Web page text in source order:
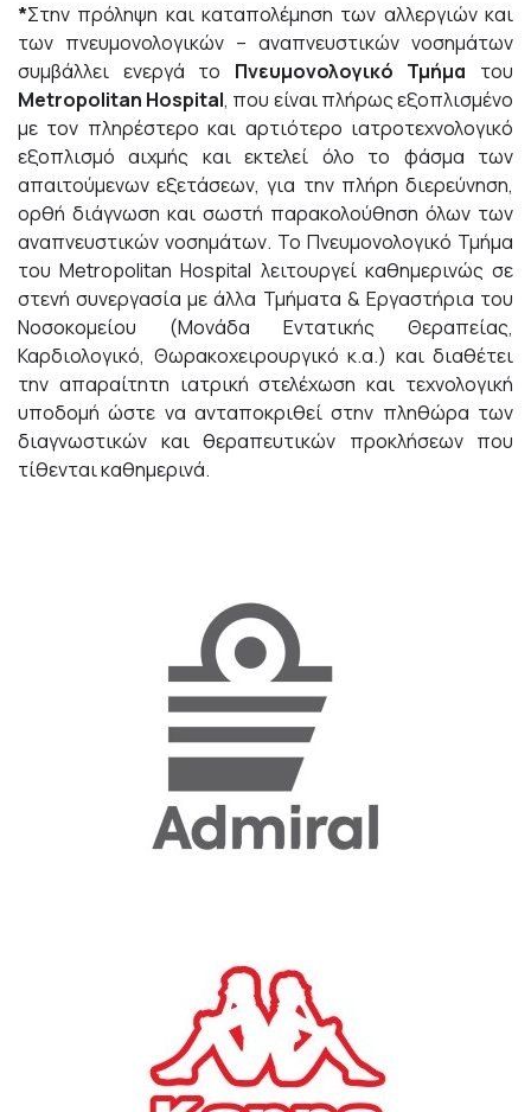
*Στην πρόληψη και καταπολέμηση των αλλεργιών και
των πνευμονολογικών – αναπνευστικών νοσημάτων
συμβάλλει ενεργά το Πνευμονολογικό Τμήμα του
Metropolitan Hospital, που είναι πλήρως εξοπλισμένο
με τον πληρέστερο και αρτιότερο ιατροτεχνολογικό
εξοπλισμό αιχμής και εκτελεί όλο το φάσμα των
απαιτούμενων εξετάσεων, για την πλήρη διερεύνηση,
ορθή διάγνωση και σωστή παρακολούθηση όλων των
αναπνευστικών νοσημάτων. Το Πνευμονολογικό Τμήμα
του Metropolitan Hospital λειτουργεί καθημερινώς σε
στενή συνεργασία με άλλα Τμήματα & Εργαστήρια του
Νοσοκομείου (Μονάδα Εντατικής Θεραπείας,
Καρδιολογικό, Θωρακοχειρουργικό κ.α.) και διαθέτει
την απαραίτητη ιατρική στελέχωση και τεχνολογική
υποδομή ώστε να ανταποκριθεί στην πληθώρα των
διαγνωστικών και θεραπευτικών προκλήσεων που
τίθενται καθημερινά.